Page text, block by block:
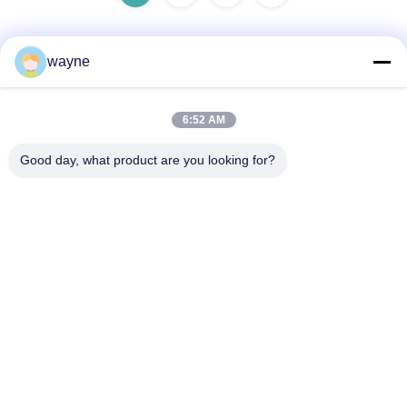
No. 1, estrada de Xinglong ?a, zona industrial de
wayne
6:52 AM
Good day, what product are you looking for?